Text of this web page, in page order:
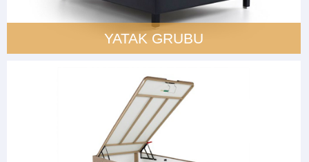
YATAK GRUBU